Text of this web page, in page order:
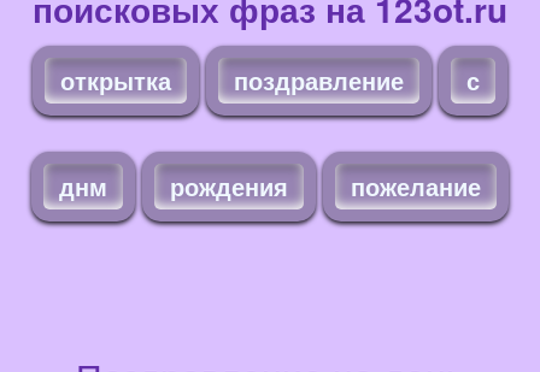
открытка поздравление с
днм рождения пожелание